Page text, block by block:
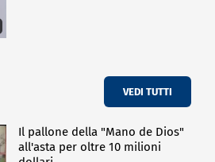
VEDI TUTTI
Il pallone della "Mano de Dios"
all'asta per oltre 10 milioni